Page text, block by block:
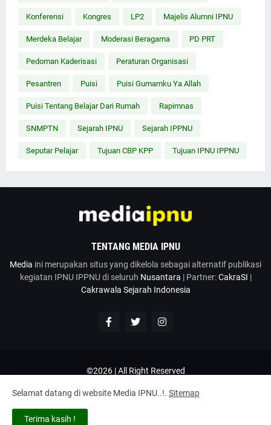
Konferensi Kongres LP2 Majelis Alumni IPNU
Merdeka Belajar Moderasi Beragama PD PRT
Pedoman Kaderisasi Peraturan Organisasi
Pesantren Puisi Puisi Gumamku Ya Allah
Puisi Tentang Belajar Dari Rumah Rapimnas
SNMPTN Sejarah IPNU Sejarah IPPNU
Seputar Pelajar Tujuan CBP KPP Tujuan IPNU IPPNU
TENTANG MEDIA IPNU
Media ini merupakan situs yang dikelola sebagai alternatif publikasi
kegiatan IPNU IPPNU di seluruh Nusantara | Partner:CakraSI |
Cakrawala Sejarah Indonesia
©2026 | All Right Reserved
Google News Penulis Hubungi Kami
Kirim Artikel
Selamat datang di website Media IPNU..!. Sitemap
Terima kasih !